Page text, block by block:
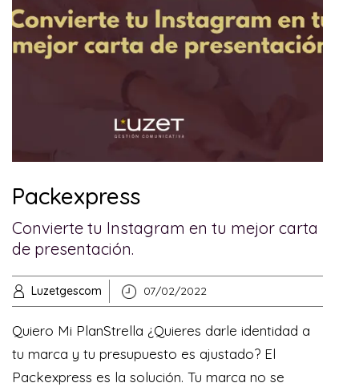
Packexpress
Convierte tu Instagram en tu mejor carta
de presentación.
Luzetgescom 07/02/2022
Quiero Mi PlanStrella ¿Quieres darle identidad a
tu marca y tu presupuesto es ajustado? El
Packexpress es la solución. Tu marca no se